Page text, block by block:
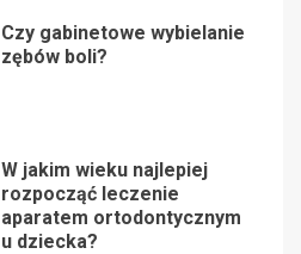
Czy gabinetowe wybielanie
zębów boli?
W jakim wieku najlepiej
rozpocząć leczenie
aparatem ortodontycznym
u dziecka?